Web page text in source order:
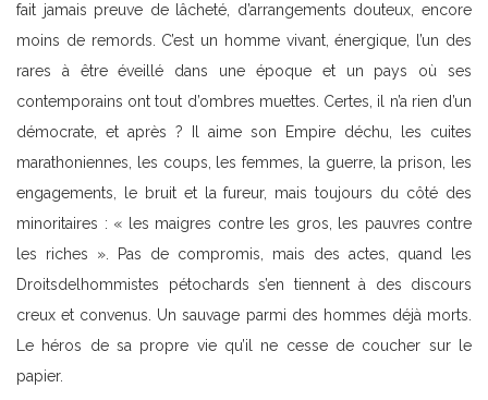
fait jamais preuve de lâcheté, d’arrangements douteux, encore
moins de remords. C’est un homme vivant, énergique, l’un des
rares à être éveillé dans une époque et un pays où ses
contemporains ont tout d’ombres muettes. Certes, il n’a rien d’un
démocrate, et après ? Il aime son Empire déchu, les cuites
marathoniennes, les coups, les femmes, la guerre, la prison, les
engagements, le bruit et la fureur, mais toujours du côté des
minoritaires : « les maigres contre les gros, les pauvres contre
les riches ». Pas de compromis, mais des actes, quand les
Droitsdelhommistes pétochards s’en tiennent à des discours
creux et convenus. Un sauvage parmi des hommes déjà morts.
Le héros de sa propre vie qu’il ne cesse de coucher sur le
papier.